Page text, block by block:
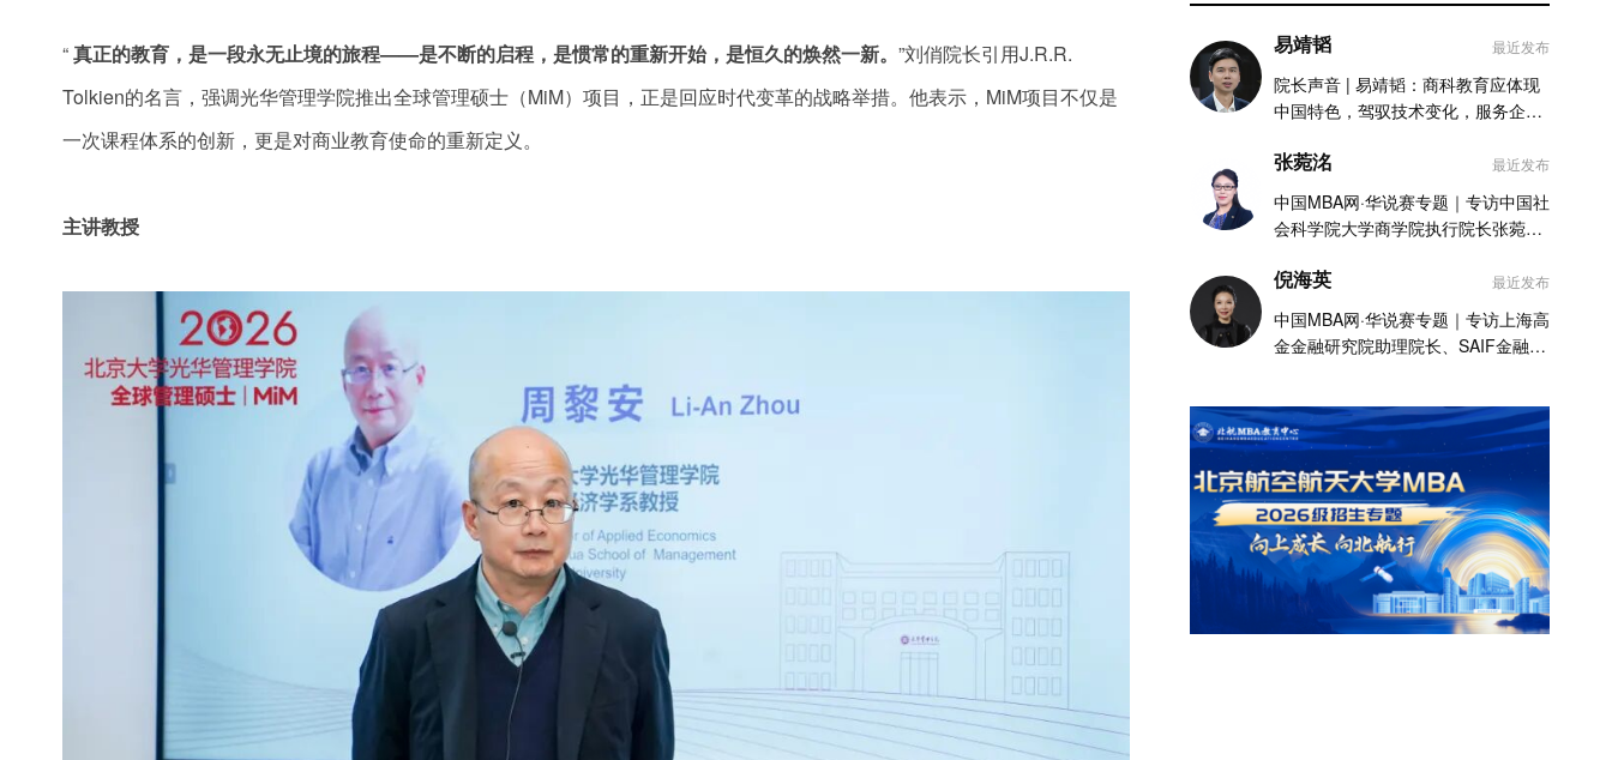
“真正的教育，是一段永无止境的旅程——是不断的启程，是惯常的重新开始，是恒久的焕然一新。 ”刘俏院长引用J.R.R.
Tolkien的名言，强调光华管理学院推出全球管理硕士（MiM）项目，正是回应时代变革的战略举措。他表示，MiM项目不仅是
一次课程体系的创新，更是对商业教育使命的重新定义。
主讲教授
易靖韬 最近发布
院长声音 | 易靖韬：商科教育应体现
中国特色，驾驭技术变化，服务企业
张菀洺 最近发布
中国MBA网·华说赛专题｜专访中国社
会科学院大学商学院执行院长张菀洺
倪海英 最近发布
中国MBA网·华说赛专题｜专访上海高
金金融研究院助理院长、SAIF金融